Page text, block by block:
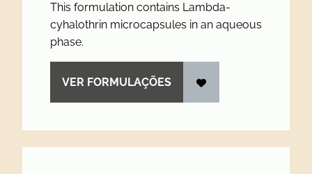
This formulation contains Lambda-
cyhalothrin microcapsules in an aqueous
phase.
VER FORMULAÇÕES